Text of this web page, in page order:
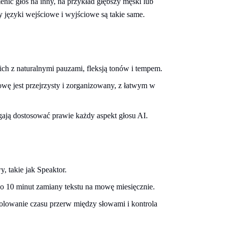
języki wejściowe i wyjściowe są takie same.
z naturalnymi pauzami, fleksją tonów i tempem.
jest przejrzysty i zorganizowany, z łatwym w
dostosować prawie każdy aspekt głosu AI.
takie jak Speaktor.
10 minut zamiany tekstu na mowę miesięcznie.
czasu przerw między słowami i kontrola